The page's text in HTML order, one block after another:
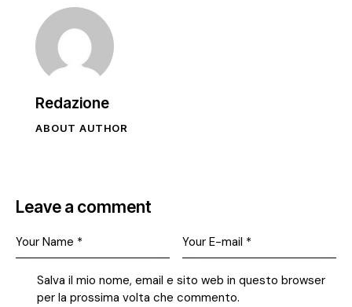
Redazione
ABOUT AUTHOR
Leave a comment
Salva il mio nome, email e sito web in questo browser
per la prossima volta che commento.